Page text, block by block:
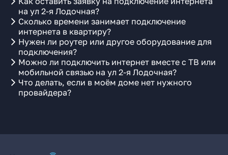
на ул 2-я Лодочная?
Сколько времени занимает подключение
интернета в квартиру?
Нужен ли роутер или другое оборудование для
подключения?
Можно ли подключить интернет вместе с ТВ или
мобильной связью на ул 2-я Лодочная?
Что делать, если в моём доме нет нужного
провайдера?